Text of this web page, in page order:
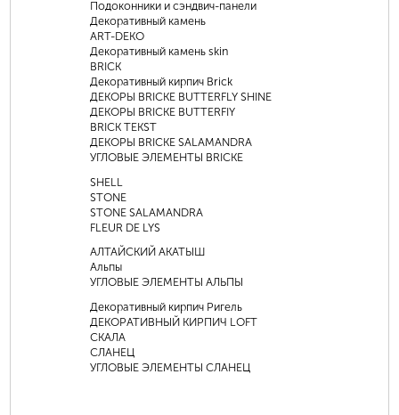
Подоконники и сэндвич-панели
Декоративный камень
ART-DEKO
Декоративный камень skin
BRICK
Декоративный кирпич Brick
ДЕКОРЫ BRICKE BUTTERFLY SHINE
ДЕКОРЫ BRICKE BUTTERFIY
BRICK TEKST
ДЕКОРЫ BRICKE SALAMANDRA
УГЛОВЫЕ ЭЛЕМЕНТЫ BRICKE
SHELL
STONE
STONE SALAMANDRA
FLEUR DE LYS
АЛТАЙСКИЙ АКАТЫШ
Альпы
УГЛОВЫЕ ЭЛЕМЕНТЫ АЛЬПЫ
Декоративный кирпич Ригель
ДЕКОРАТИВНЫЙ КИРПИЧ LOFT
СКАЛА
СЛАНЕЦ
УГЛОВЫЕ ЭЛЕМЕНТЫ СЛАНЕЦ